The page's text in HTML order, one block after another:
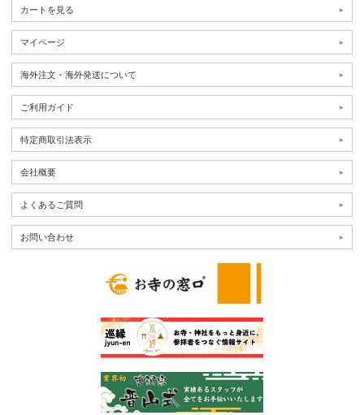
カートを見る
マイページ
海外注文・海外発送について
ご利用ガイド
特定商取引法表示
会社概要
よくあるご質問
お問い合わせ